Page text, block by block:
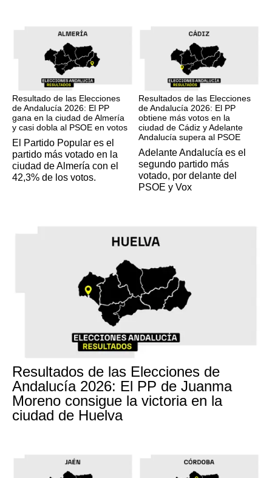
Resultado de las Elecciones
de Andalucía 2026: El PP
gana en la ciudad de Almería
y casi dobla al PSOE en votos
El Partido Popular es el
partido más votado en la
ciudad de Almería con el
42,3% de los votos.
Resultados de las Elecciones
de Andalucía 2026: El PP
obtiene más votos en la
ciudad de Cádiz y Adelante
Andalucía supera al PSOE
Adelante Andalucía es el
segundo partido más
votado, por delante del
PSOE y Vox
Resultados de las Elecciones de
Andalucía 2026: El PP de Juanma
Moreno consigue la victoria en la
ciudad de Huelva